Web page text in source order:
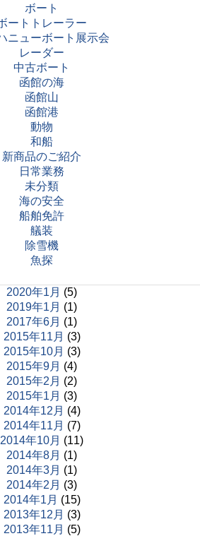
ボート
ートトレーラー
ニューボート展示会
レーダー
中古ボート
函館の海
函館山
函館港
動物
和船
新商品のご紹介
日常業務
未分類
海の安全
船舶免許
艤装
除雪機
魚探
2020年1月 (5)
2019年1月 (1)
2017年6月 (1)
2015年11月 (3)
2015年10月 (3)
2015年9月 (4)
2015年2月 (2)
2015年1月 (3)
2014年12月 (4)
2014年11月 (7)
2014年10月 (11)
2014年8月 (1)
2014年3月 (1)
2014年2月 (3)
2014年1月 (15)
2013年12月 (3)
2013年11月 (5)